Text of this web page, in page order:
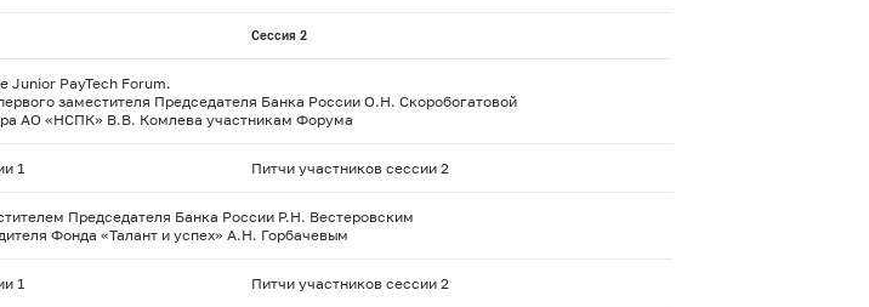
Сессия 2
Junior PayTech Forum.
заместителя Председателя Банка России О.Н. Скоробогатовой
АО «НСПК» В.В. Комлева участникам Форума
1 Питчи участников сессии 2
Председателя Банка России Р.Н. Вестеровским
Фонда «Талант и успех» А.Н. Горбачевым
1 Питчи участников сессии 2